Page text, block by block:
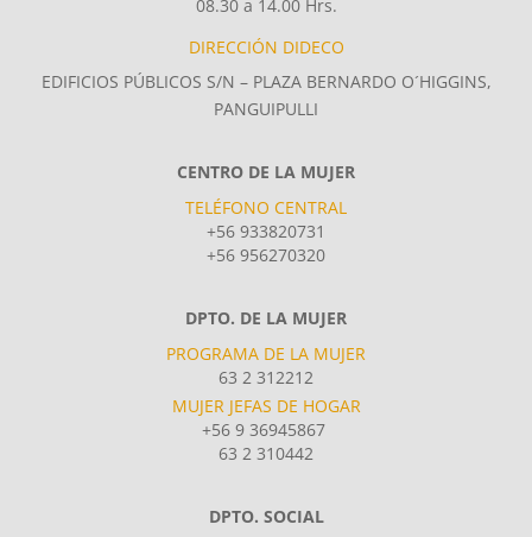
08.30 a 14.00 Hrs.
DIRECCIÓN DIDECO
EDIFICIOS PÚBLICOS S/N – PLAZA BERNARDO O´HIGGINS,
PANGUIPULLI
CENTRO DE LA MUJER
TELÉFONO CENTRAL
+56 933820731
+56 956270320
DPTO. DE LA MUJER
PROGRAMA DE LA MUJER
63 2 312212
MUJER JEFAS DE HOGAR
+56 9 36945867
63 2 310442
DPTO. SOCIAL